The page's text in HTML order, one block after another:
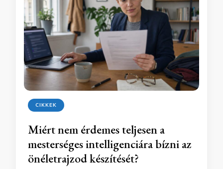
CIKKEK
Miért nem érdemes teljesen a
mesterséges intelligenciára bízni az
önéletrajzod készítését?